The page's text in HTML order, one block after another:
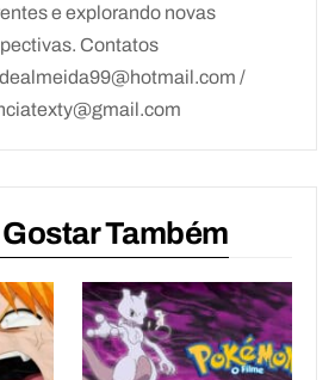
e explorando novas
Contatos
/
Também